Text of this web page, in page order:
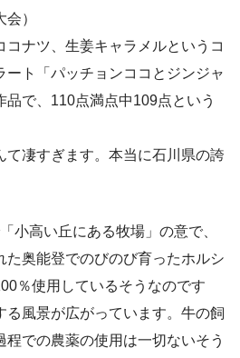
）
ナツ、生姜キャラメルというコ
ート「パッチョンココとジンジャ
品で、110点満点中109点という
て凄すぎます。本当に石川県の誇
小高い丘にある牧場」の意で、
た奥能登でのびのび育ったホルシ
％使用しているそうなのです
る風景が広がっています。牛の飼
での農薬の使用は一切ないそう